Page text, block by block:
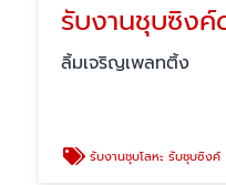
รับงานชุบซิงค์
ลิ้มเจริญเพลทติ้ง
รับงานชุบโลหะ รับชุบซิงค์